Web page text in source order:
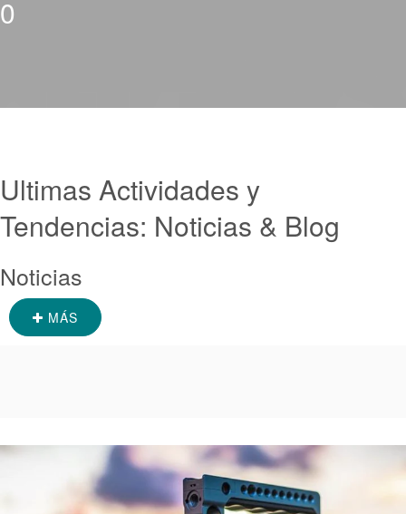
0
Ultimas Actividades y
Tendencias: Noticias & Blog
Noticias
MÁS